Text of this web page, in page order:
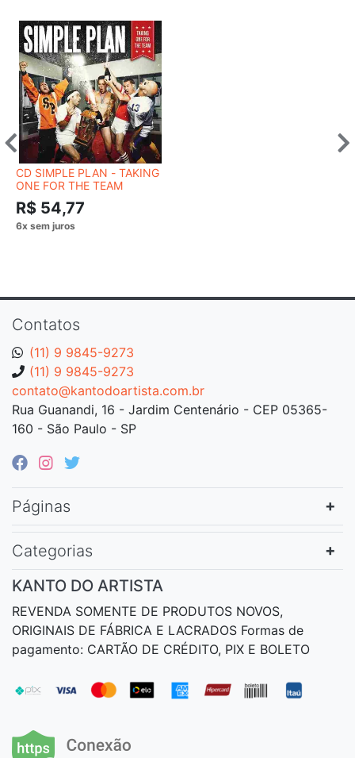
CD SIMPLE PLAN - TAKING
ONE FOR THE TEAM
R$ 54,77
Contatos
(11) 9 9845-9273
(11) 9 9845-9273
contato@kantodoartista.com.br
Rua Guanandi, 16 - Jardim Centenário - CEP 05365-
160 - São Paulo - SP
Páginas
Categorias
KANTO DO ARTISTA
REVENDA SOMENTE DE PRODUTOS NOVOS,
ORIGINAIS DE FÁBRICA E LACRADOS Formas de
pagamento: CARTÃO DE CRÉDITO, PIX E BOLETO